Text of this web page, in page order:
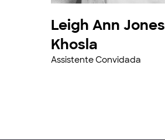
Leigh Ann Jones
Khosla
Assistente Convidada